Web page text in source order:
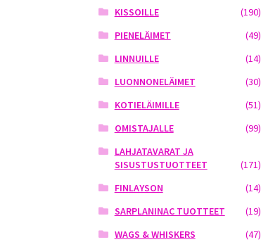
KISSOILLE
(190)
PIENELÄIMET
(49)
LINNUILLE
(14)
LUONNONELÄIMET
(30)
KOTIELÄIMILLE
(51)
OMISTAJALLE
(99)
LAHJATAVARAT JA
SISUSTUSTUOTTEET
(171)
FINLAYSON
(14)
SARPLANINAC TUOTTEET
(19)
WAGS & WHISKERS
(47)